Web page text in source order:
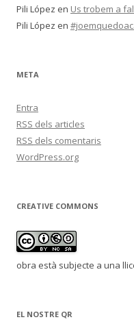
Pili López en Us trobem a
Pili López en
META
Entra
RSS dels articles
RSS dels comentaris
WordPress.org
CREATIVE COMMONS
obra està subjecte a una
EL NOSTRE QR